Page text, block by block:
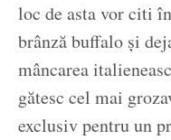
loc de asta vor citi
brânză buffalo și
mâncarea
gătesc cel mai
exclusiv pentru un